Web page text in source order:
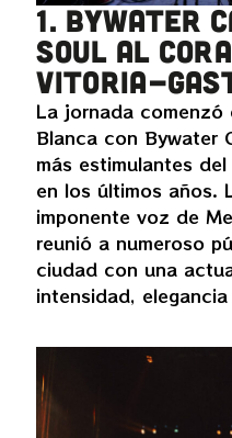
1. Bywater
soul al
Vitoria-
La jornada comenzó
Blanca con Bywater
más estimulantes
en los últimos años.
imponente voz de
reunió a numeroso
ciudad con una
intensidad,